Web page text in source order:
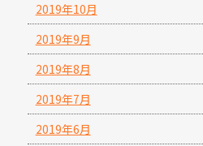
2019年10月
2019年9月
2019年8月
2019年7月
2019年6月